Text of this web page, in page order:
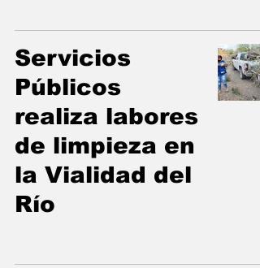
Servicios
Públicos
realiza labores
de limpieza en
la Vialidad del
Río